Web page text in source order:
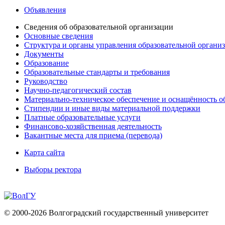
Объявления
Сведения об образовательной организации
Основные сведения
Структура и органы управления образовательной
Документы
Образование
Образовательные стандарты и требования
Руководство
Научно-педагогический состав
Материально-техническое обеспечение и оснащённость
Стипендии и иные виды материальной поддержки
Платные образовательные услуги
Финансово-хозяйственная деятельность
Вакантные места для приема (перевода)
Карта сайта
Выборы ректора
© 2000-2026 Волгоградский государственный университет